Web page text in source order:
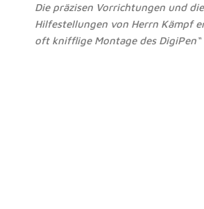
Die präzisen Vorrichtungen und
Hilfestellungen von Herrn Kämpf
oft knifflige Montage des DigiPen“